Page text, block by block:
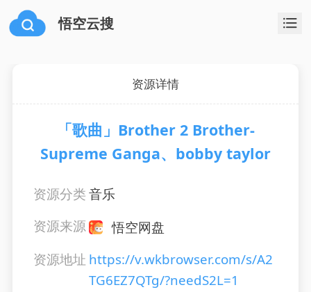
悟空云搜
资源详情
「歌曲」Brother 2 Brother-
Supreme Ganga、bobby taylor
资源分类音乐
资源来源
悟空网盘
资源地址 https://v.wkbrowser.com/s/A2
TG6EZ7QTg/?needS2L=1